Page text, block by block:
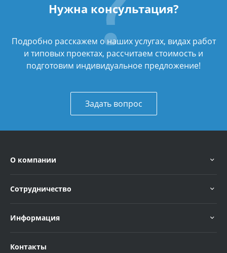
Нужна консультация?
Подробно расскажем о наших услугах, видах работ
и типовых проектах, рассчитаем стоимость и
подготовим индивидуальное предложение!
Задать вопрос
О компании
Сотрудничество
Информация
Контакты